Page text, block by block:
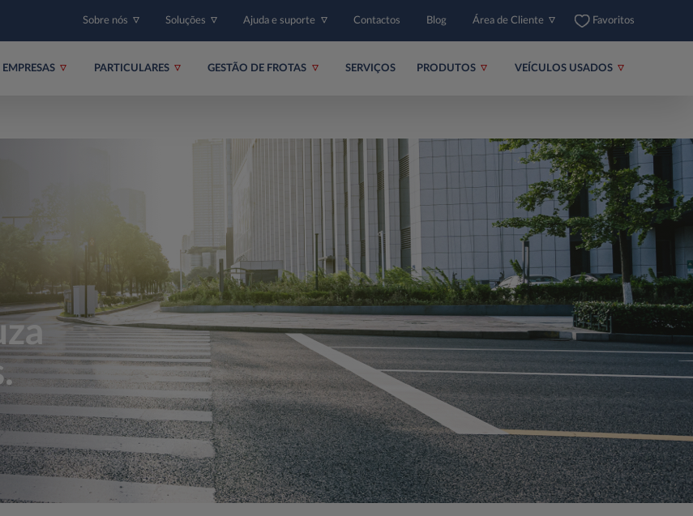
Sobre nós Soluções Ajuda e suporte Contactos Blog Área de Cliente Favoritos
EMPRESAS PARTICULARES GESTÃO DE FROTAS SERVIÇOS PRODUTOS VEÍCULOS USADOS